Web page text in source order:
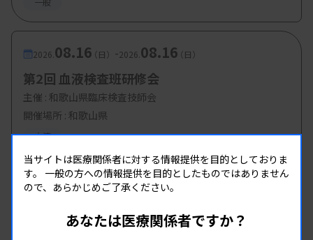
2026. 08.16（日） -2026. 08.16（日）
第2回 血液検査班研修会
主催 : 和歌山県臨床検査技師会
開催場所 : 和歌山県
血液
2026.08.19（水）-2026. 08.19
血液WEB研修会
佐賀県臨床検査技師会
当サイトは医療関係者に対する情報提供を目的としておりま
す。 一般の方への情報提供を目的としたものではありません
ので、あらかじめご了承ください。
あなたは医療関係者ですか？